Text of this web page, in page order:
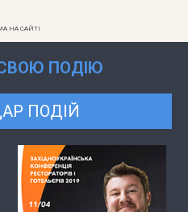
НА САЙТІ
ПОДІЮ
ПОДІЙ